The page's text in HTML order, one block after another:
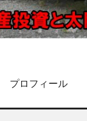
プロフィール